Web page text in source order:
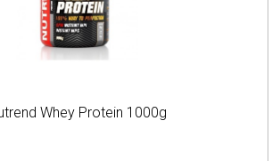
Whey Protein 1000g